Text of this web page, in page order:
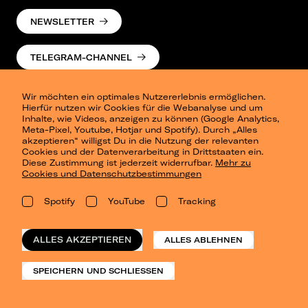
Wir möchten ein optimales Nutzererlebnis ermöglichen.
Hierfür nutzen wir Cookies für die Webanalyse und um
Inhalte, wie Videos, anzeigen zu können (Google Analytics,
Meta-Pixel, Youtube, Hotjar und Spotify). Durch „Alles
akzeptieren“ willigst Du in die Nutzung der relevanten
Cookies und der Datenverarbeitung in Drittstaaten ein.
Diese Zustimmung ist jederzeit widerrufbar. Mehr zu
Cookies und Datenschutzbestimmungen
Spotify YouTube Tracking
ALLES AKZEPTIEREN ALLES ABLEHNEN
SPEICHERN UND SCHLIESSEN
NEWSLETTER
TELEGRAM-CHANNEL
Presse
Berlin
Dresden
Leipzig
Konzertsommer Petersberg
Vergangene Shows
o_team
Datenschutz
Impressum